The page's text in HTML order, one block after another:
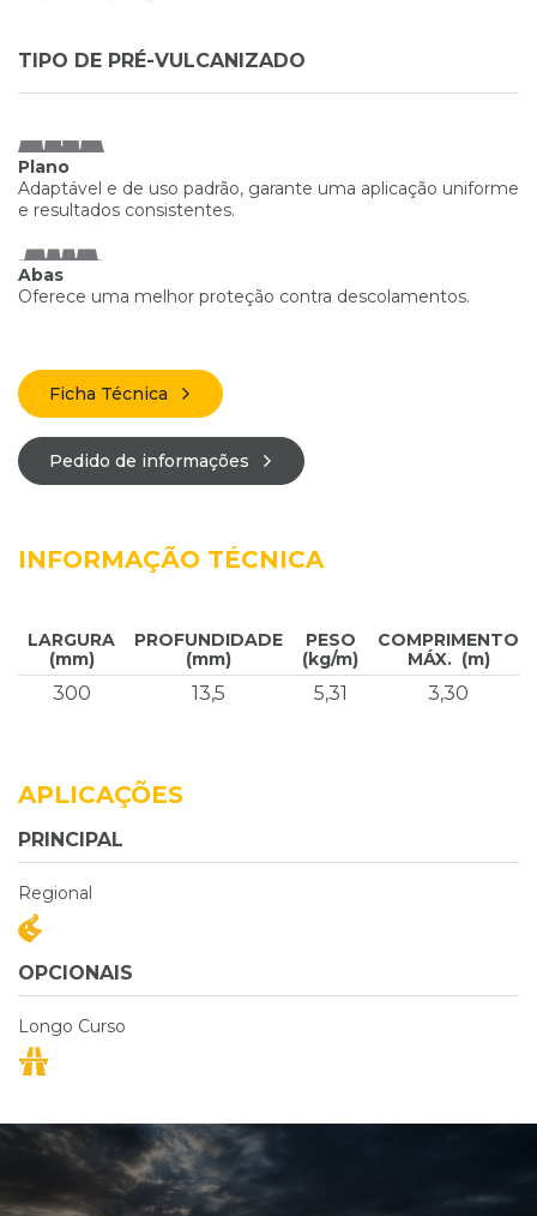
TIPO DE PRÉ-VULCANIZADO
Plano
Adaptável e de uso padrão, garante uma aplicação uniforme
e resultados consistentes.
Abas
Oferece uma melhor proteção contra descolamentos.
Ficha Técnica
Pedido de informações
INFORMAÇÃO TÉCNICA
LARGURA
(mm)
PROFUNDIDADE
(mm)
PESO
(kg/m)
COMPRIMENTO
MÁX. (m)
300 13,5 5,31 3,30
APLICAÇÕES
PRINCIPAL
Regional
OPCIONAIS
Longo Curso